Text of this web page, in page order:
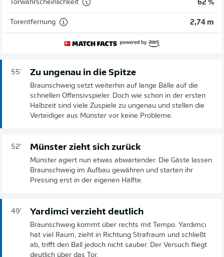
Torwahrscheinlichkeit 62 %
Torentfernung 2,74 m
55' Zu ungenau in die Spitze
Braunschweig setzt weiterhin auf lange Bälle auf die
schnellen Offensivspieler. Doch wie schon in der ersten
Halbzeit sind viele Zuspiele zu ungenau und stellen die
Verteidiger aus Münster vor keine Probleme.
52' Münster zieht sich zurück
Münster agiert nun etwas abwartender. Die Gäste lassen
Braunschweig im Aufbau gewähren und starten ihr
Pressing erst in der eigenen Hälfte.
49' Yardimci verzieht deutlich
Braunschweig kommt über rechts mit Tempo. Yardımcı
hat viel Raum, zieht in Richtung Strafraum und schließt
ab, trifft den Ball jedoch nicht sauber. Der Versuch fliegt
deutlich über das Tor.